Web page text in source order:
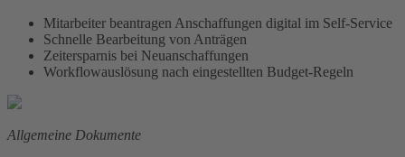
Mitarbeiter beantragen Anschaffungen digital im Self-Service
Schnelle Bearbeitung von Anträgen
Zeitersparnis bei Neuanschaffungen
Workflowauslösung nach eingestellten Budget-Regeln
Allgemeine Dokumente